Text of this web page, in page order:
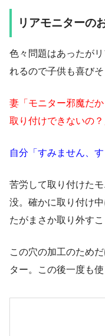
リアモニターの
色々問題はあったが
れるので子供も喜びそ
妻「モニター邪魔だ
取り付けできないの？
自分「すみません、
苦労して取り付けた
没。確かに取り付け
たがまさか取り外す
この穴の加工のため
ター。この後一度も